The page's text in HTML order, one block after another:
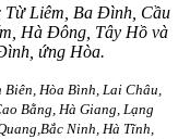
Từ Liêm, Ba Đình, Cầu
Hà Đông, Tây Hồ và
ứng Hòa.
Hòa Bình, Lai Châu,
Bằng, Hà Giang, Lạng
Ninh, Hà Tĩnh,